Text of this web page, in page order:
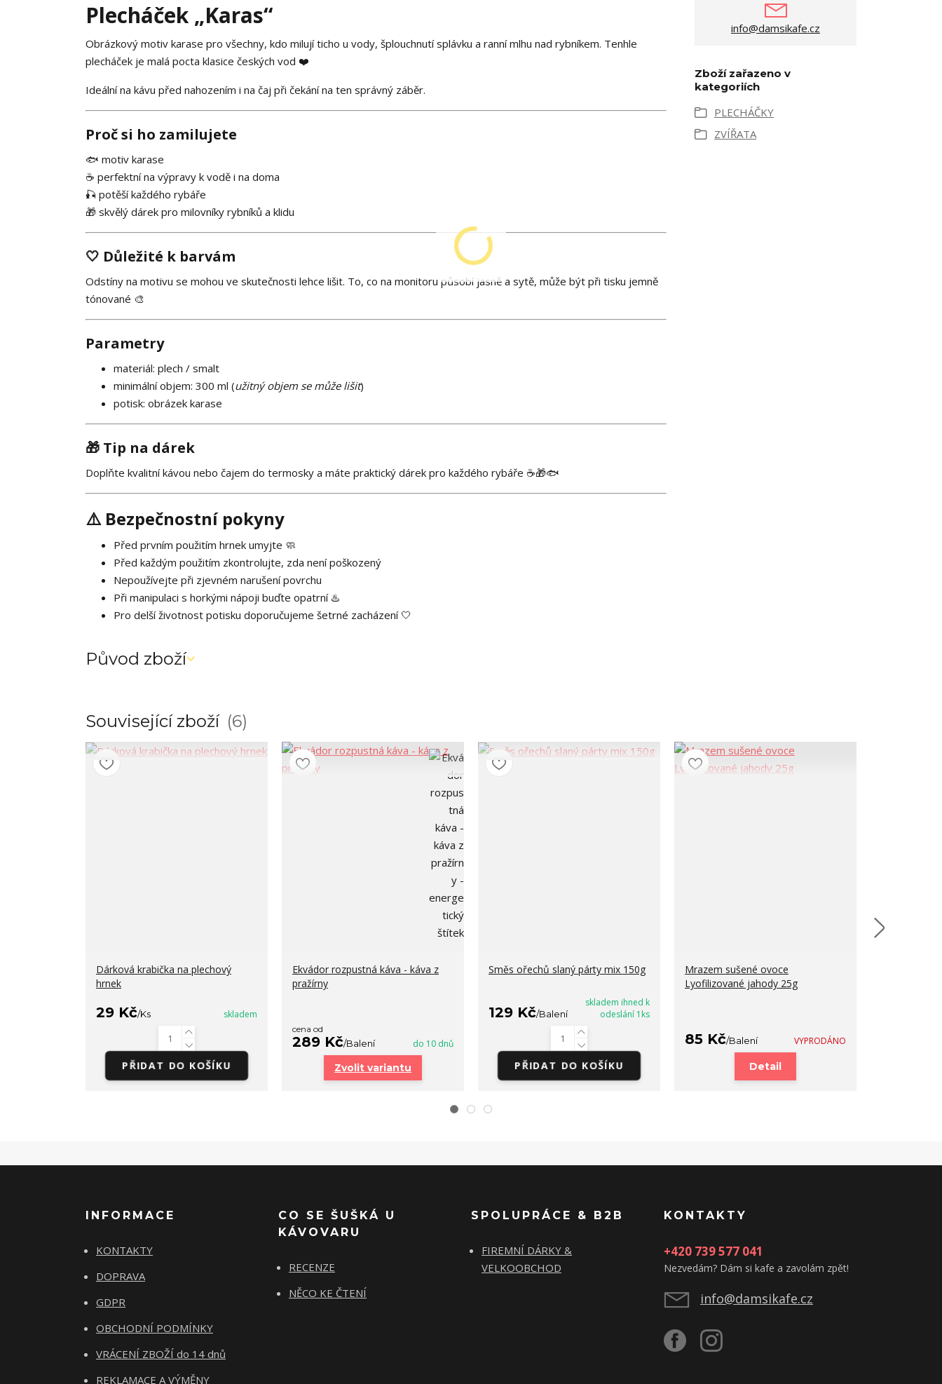
Plecháček „Karas“
Obrázkový motiv karase pro všechny, kdo milují ticho u vody, šplouchnutí splávku a ranní mlhu nad rybníkem. Tenhle
plecháček je malá pocta klasice českých vod ❤️
Ideální na kávu před nahozením i na čaj při čekání na ten správný záběr.
Proč si ho zamilujete
🐟 motiv karase
☕ perfektní na výpravy k vodě i na doma
🎣 potěší každého rybáře
🎁 skvělý dárek pro milovníky rybníků a klidu
🤍 Důležité k barvám
Odstíny na motivu se mohou ve skutečnosti lehce lišit. To, co na monitoru působí jasně a sytě, může být při tisku jemně
tónované 🎨
Parametry
materiál: plech / smalt
minimální objem: 300 ml (užitný objem se může lišit)
potisk: obrázek karase
🎁 Tip na dárek
Doplňte kvalitní kávou nebo čajem do termosky a máte praktický dárek pro každého rybáře ☕🎁🐟
⚠️ Bezpečnostní pokyny
Před prvním použitím hrnek umyjte 🧼
Před každým použitím zkontrolujte, zda není poškozený
Nepoužívejte při zjevném narušení povrchu
Při manipulaci s horkými nápoji buďte opatrní ♨️
Pro delší životnost potisku doporučujeme šetrné zacházení 🤍
Původ zboží
info@damsikafe.cz
Zboží zařazeno v
kategoriích
PLECHÁČKY
ZVÍŘATA
Související zboží 6
Dárková krabička na plechový
hrnek
29 Kč/Ks skladem
PŘIDAT DO KOŠÍKU
Ekvádor rozpustná káva - káva z
pražírny
cena od
289 Kč/Balení do 10 dnů
Zvolit variantu
Směs ořechů slaný párty mix 150g
129 Kč/Balení
skladem ihned k
odeslání 1ks
PŘIDAT DO KOŠÍKU
Mrazem sušené ovoce
Lyofilizované jahody 25g
85 Kč/Balení VYPRODÁNO
Detail
INFORMACE
KONTAKTY
DOPRAVA
GDPR
OBCHODNÍ PODMÍNKY
VRÁCENÍ ZBOŽÍ do 14 dnů
REKLAMACE A VÝMĚNY
CO SE ŠUŠKÁ U
KÁVOVARU
RECENZE
NĚCO KE ČTENÍ
SPOLUPRÁCE & B2B
FIREMNÍ DÁRKY &
VELKOOBCHOD
KONTAKTY
+420 739 577 041
Nezvedám? Dám si kafe a zavolám zpět!
info@damsikafe.cz